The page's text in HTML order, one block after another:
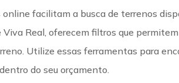
facilitam a busca de terrenos
Real, oferecem filtros que
Utilize essas ferramentas para
do seu orçamento.